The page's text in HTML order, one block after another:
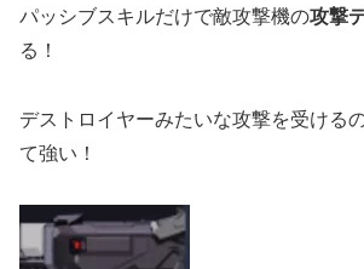
パッシブスキルだけで敵攻撃機の攻撃
る！
デストロイヤーみたいな攻撃を受ける
て強い！